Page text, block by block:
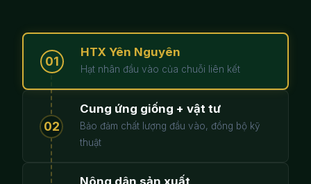
01
HTX Yên Nguyên
Hạt nhân đầu vào của chuỗi liên kết
02
Cung ứng giống + vật tư
Bảo đảm chất lượng đầu vào, đồng bộ kỹ
thuật